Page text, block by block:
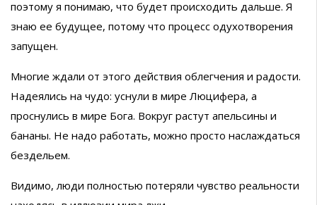
поэтому я понимаю, что будет происходить дальше. Я
знаю ее будущее, потому что процесс одухотворения
запущен.
Многие ждали от этого действия облегчения и радости.
Надеялись на чудо: уснули в мире Люцифера, а
проснулись в мире Бога. Вокруг растут апельсины и
бананы. Не надо работать, можно просто наслаждаться
бездельем.
Видимо, люди полностью потеряли чувство реальности